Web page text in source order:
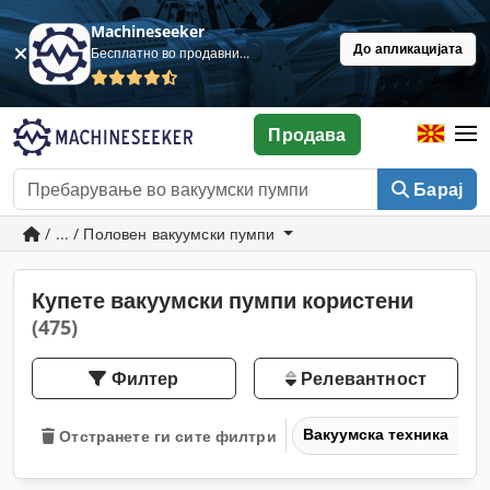
Machineseeker
Бесплатно во продавница До апликацијата
Барај
Продава
/ ... / Половен вакуумски пумпи
Купете вакуумски пумпи користени
(475)
Филтер Релевантност
Отстранете ги сите филтри Вакуумска техника